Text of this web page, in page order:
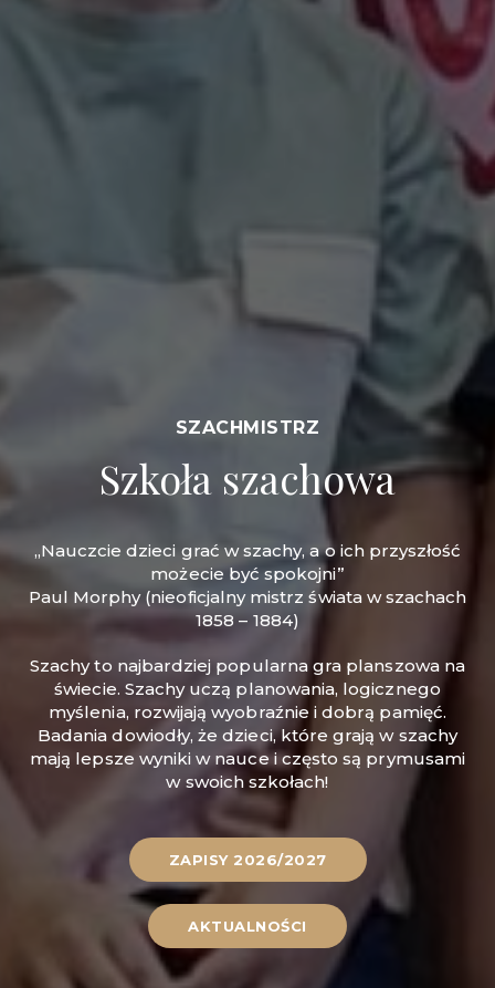
SZACHMISTRZ
Szkoła szachowa
„Nauczcie dzieci grać w szachy, a o ich przyszłość
możecie być spokojni”
Paul Morphy (nieoficjalny mistrz świata w szachach
1858 – 1884)
Szachy to najbardziej popularna gra planszowa na
świecie. Szachy uczą planowania, logicznego
myślenia, rozwijają wyobraźnie i dobrą pamięć.
Badania dowiodły, że dzieci, które grają w szachy
mają lepsze wyniki w nauce i często są prymusami
w swoich szkołach!
ZAPISY 2026/2027
AKTUALNOŚCI